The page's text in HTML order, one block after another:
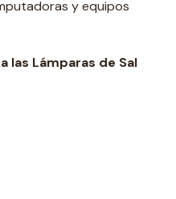
y equipos
las Lámparas de Sal